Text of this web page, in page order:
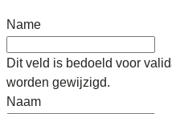
Name
Dit veld is bedoeld voor
worden gewijzigd.
Naam